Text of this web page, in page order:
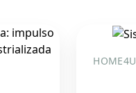
HOME4U